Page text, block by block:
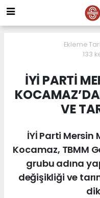
Ekleme
133
İYİ PARTİ
VE
İYİ Parti
Kocamaz, TBMM
grubu adına
değişikliği ve